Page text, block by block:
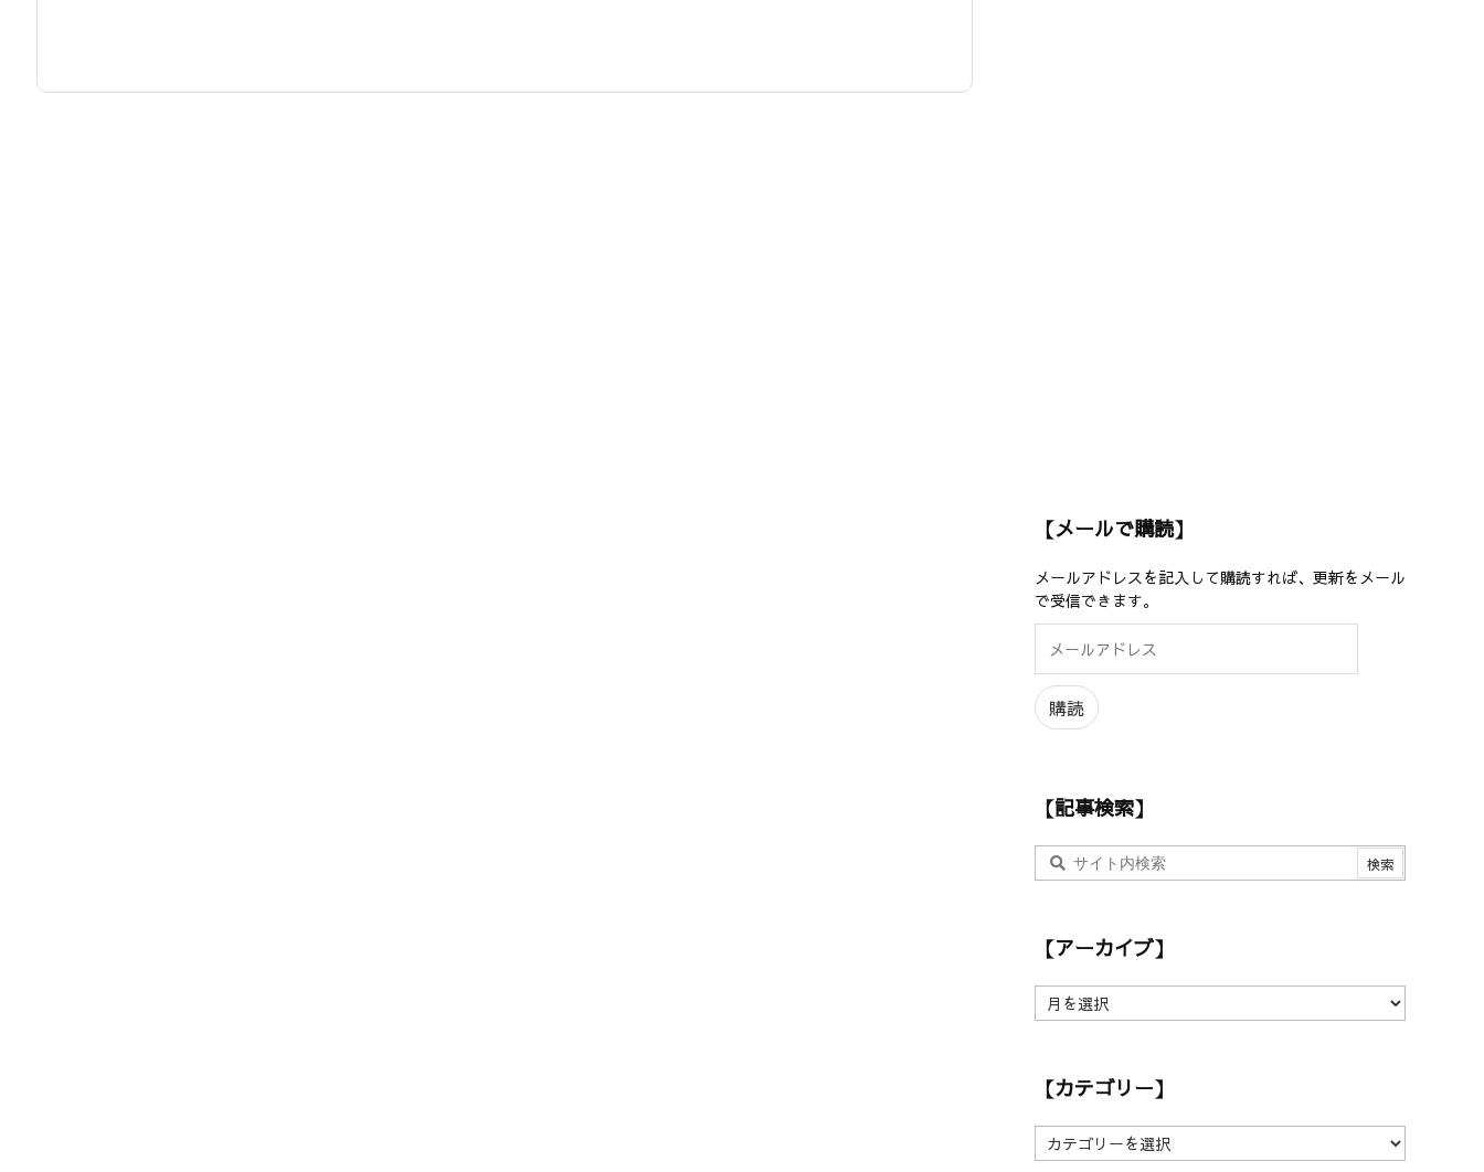
【メールで購読】
メールアドレスを記入して購読すれば、更新をメール
で受信できます。
ル
ア
ド
購読
【記事検索】
【アーカイブ】
ア
イ
】
【カテゴリー】
【
カ